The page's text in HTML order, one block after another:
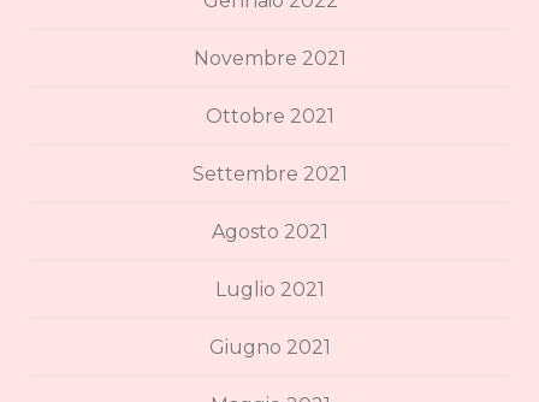
Novembre 2021
Ottobre 2021
Settembre 2021
Agosto 2021
Luglio 2021
Giugno 2021